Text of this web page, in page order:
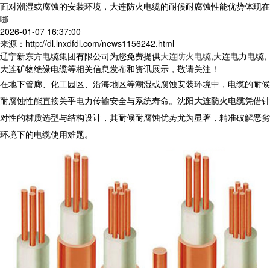
面对潮湿或腐蚀的安装环境，大连防火电缆的耐候耐腐蚀性能优势体现在
哪
2026-01-07 16:37:00
来源：http://dl.lnxdfdl.com/news1156242.html
辽宁新东方电缆集团有限公司为您免费提供大连防火电缆,大连电力电缆,
大连矿物绝缘电缆等相关信息发布和资讯展示，敬请关注！
在地下管廊、化工园区、沿海地区等潮湿或腐蚀安装环境中，电缆的耐候
耐腐蚀性能直接关乎电力传输安全与系统寿命。 沈阳大连防火电缆凭借针
对性的材质选型与结构设计，其耐候耐腐蚀优势尤为显著，精准破解恶劣
环境下的电缆使用难题。